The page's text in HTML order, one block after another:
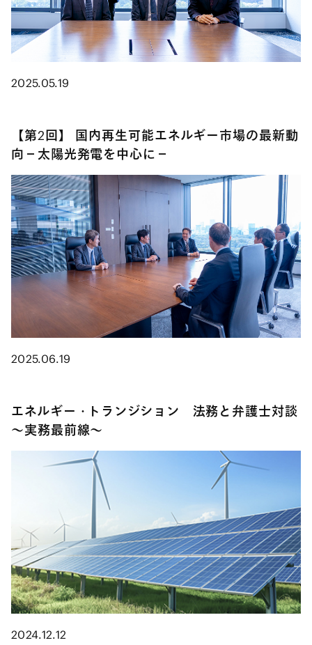
2025.05.19
【第2回】 国内再生可能エネルギー市場の最新動
向－太陽光発電を中心に－
2025.06.19
エネルギー・トランジション 法務と弁護士対談
～実務最前線～
2024.12.12